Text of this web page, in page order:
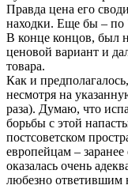
Правда цена его
находки. Еще бы – по
В конце концов, был
ценовой вариант и
товара.
Как и
несмотря на
раза). Думаю, что
борьбы с этой
постсоветском
европейцам –
оказалась очень
любезно ответившим